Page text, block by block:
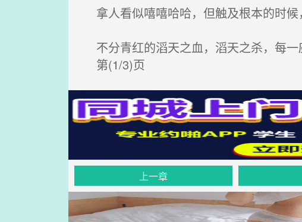
拿人看似嘻嘻哈哈，但触及根本的时候
不分青红的滔天之血，滔天之杀，每一
第(1/3)页
上一章